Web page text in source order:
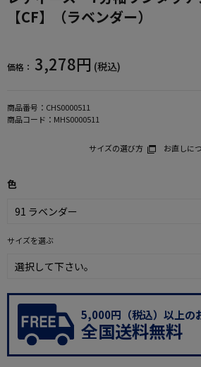
【CF】（ラベンダー）
価格： 3,278円 (税込)
商品番号： CHS0000511
商品コード： MHS0000511
サイズの選び方 お直しに
色
サイズを選ぶ
5,000円（税込）以上の
全国送料無料